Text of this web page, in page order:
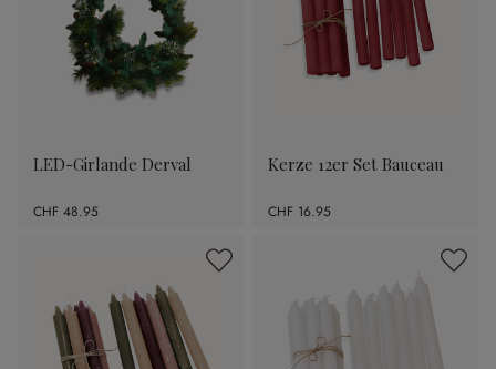
LED-Girlande Derval
CHF 48.95
Kerze 12er Set Bauceau
CHF 16.95